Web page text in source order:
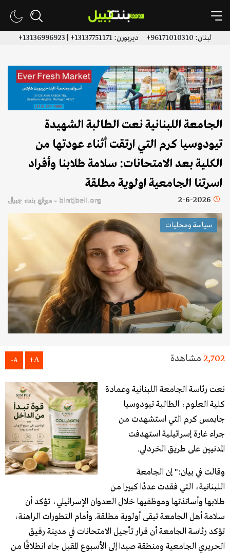
لبنان: 96171010310+ ديربورن: 13137751171+ | 13136996923+
الجامعة اللبنانية نعت الطالبة الشهيدة
تيودوسيا كرم التي ارتقت أثناء عودتها من
الكلية بعد الامتحانات: سلامة طلابنا وأفراد
اسرتنا الجامعية اولوية مطلقة
2-6-2026 bintjbeil.org - موقع بنت جبيل
سياسة ومحليات
2,702 مشاهدة A+
A-
نعت رئاسة الجامعة اللبنانية وعمادة
كلية العلوم، الطالبة تيودوسيا
جايمس كرم التي استشهدت من
جراء غارة إسرائيلية استهدفت
المدنيين على طريق الخردلي.
وقالت في بيان:" إن الجامعة
اللبنانية، التي فقدت عددًا كبيرا من
طلابها وأساتذتها وموظفيها خلال العدوان الإسرائيلي، تؤكد أن
سلامة أهل الجامعة تبقى أولوية مطلقة. وأمام التطورات الراهنة،
تؤكد رئاسة الجامعة أن قرار تأجيل الامتحانات في مدينة رفيق
الحريري الجامعية ومنطقة صيدا إلى الأسبوع المقبل جاء انطلاقًا من